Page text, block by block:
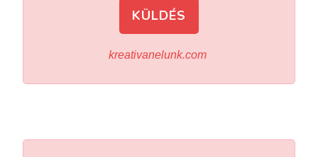
KÜLDÉS
kreativanelunk.com